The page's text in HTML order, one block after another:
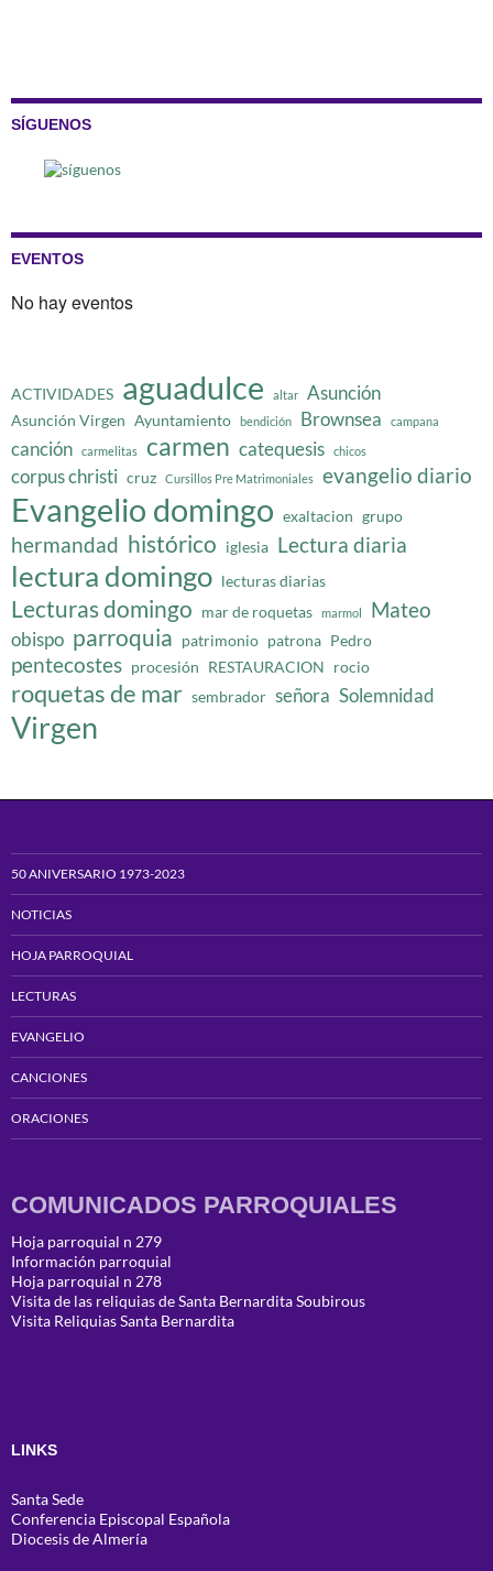
SÍGUENOS
EVENTOS
No hay eventos
ACTIVIDADES aguadulce altar Asunción
Asunción Virgen Ayuntamiento bendición Brownsea campana
canción carmelitas carmen catequesis chicos
corpus christi cruz Cursillos Pre Matrimoniales evangelio diario
Evangelio domingo exaltacion grupo
hermandad histórico iglesia Lectura diaria
lectura domingo lecturas diarias
Lecturas domingo mar de roquetas marmol Mateo
obispo parroquia patrimonio patrona Pedro
pentecostes procesión RESTAURACION rocio
roquetas de mar sembrador señora Solemnidad
Virgen
50 ANIVERSARIO 1973-2023
NOTICIAS
HOJA PARROQUIAL
LECTURAS
EVANGELIO
CANCIONES
ORACIONES
COMUNICADOS PARROQUIALES
Hoja parroquial n 279
Información parroquial
Hoja parroquial n 278
Visita de las reliquias de Santa Bernardita Soubirous
Visita Reliquias Santa Bernardita
LINKS
Santa Sede
Conferencia Episcopal Española
Diocesis de Almería